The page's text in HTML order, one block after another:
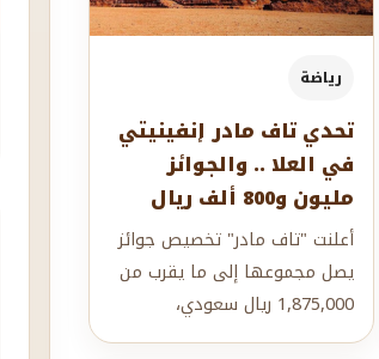
رياضة
تحدي تاف مادر إنفينيتي
في العلا .. والجوائز
مليون و800 ألف ريال
أعلنت "تاف مادر" تخصيص جوائز
يصل مجموعها إلى ما يقرب من
1,875,000 ريال سعودي،
لتقديمها للفائزين خلال